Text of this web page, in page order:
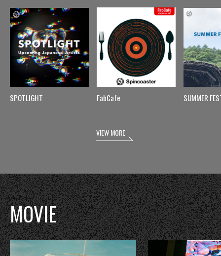
SPOTLIGHT FabCafe SUMMER
VIEW MORE
MOVIE